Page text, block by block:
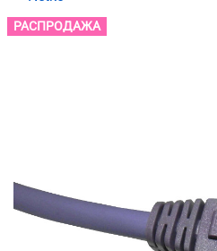
РАСПРОДАЖА